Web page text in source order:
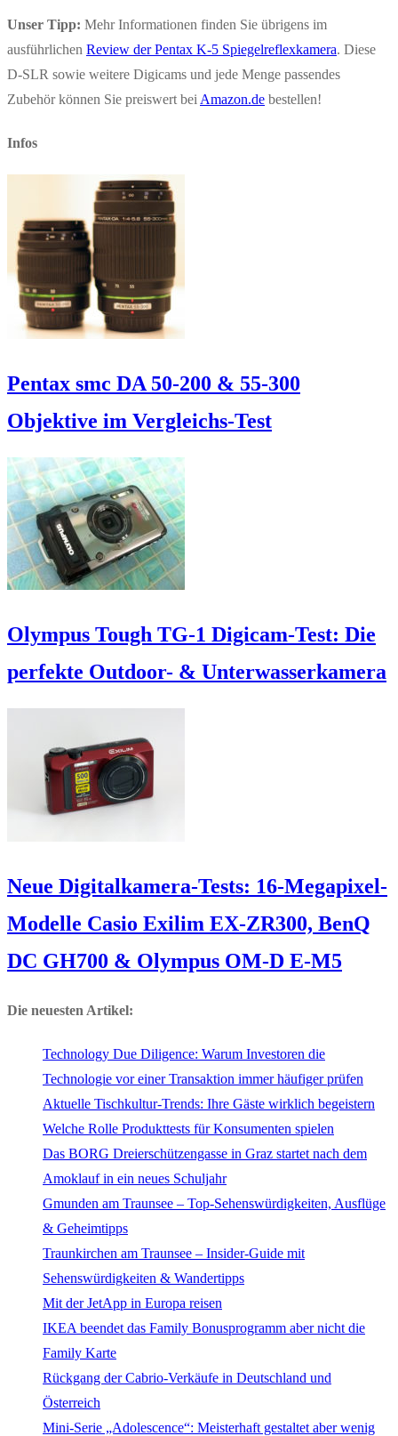
Unser Tipp: Mehr Informationen finden Sie übrigens im
ausführlichen Review der Pentax K-5 Spiegelreflexkamera. Diese
D-SLR sowie weitere Digicams und jede Menge passendes
Zubehör können Sie preiswert bei Amazon.de bestellen!
Infos
Pentax smc DA 50-200 & 55-300
Objektive im Vergleichs-Test
Olympus Tough TG-1 Digicam-Test: Die
perfekte Outdoor- & Unterwasserkamera
Neue Digitalkamera-Tests: 16-Megapixel-
Modelle Casio Exilim EX-ZR300, BenQ
DC GH700 & Olympus OM-D E-M5
Die neuesten Artikel:
Technology Due Diligence: Warum Investoren die
Technologie vor einer Transaktion immer häufiger prüfen
Aktuelle Tischkultur-Trends: Ihre Gäste wirklich begeistern
Welche Rolle Produkttests für Konsumenten spielen
Das BORG Dreierschützengasse in Graz startet nach dem
Amoklauf in ein neues Schuljahr
Gmunden am Traunsee – Top-Sehenswürdigkeiten, Ausflüge
& Geheimtipps
Traunkirchen am Traunsee – Insider-Guide mit
Sehenswürdigkeiten & Wandertipps
Mit der JetApp in Europa reisen
IKEA beendet das Family Bonusprogramm aber nicht die
Family Karte
Rückgang der Cabrio-Verkäufe in Deutschland und
Österreich
Mini-Serie „Adolescence“: Meisterhaft gestaltet aber wenig